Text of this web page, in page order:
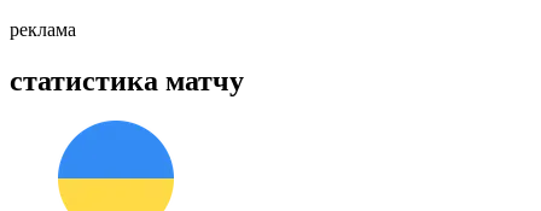
реклама
статистика матчу